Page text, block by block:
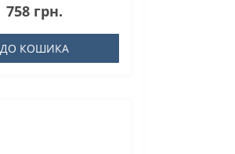
758 грн.
ДО КОШИКА